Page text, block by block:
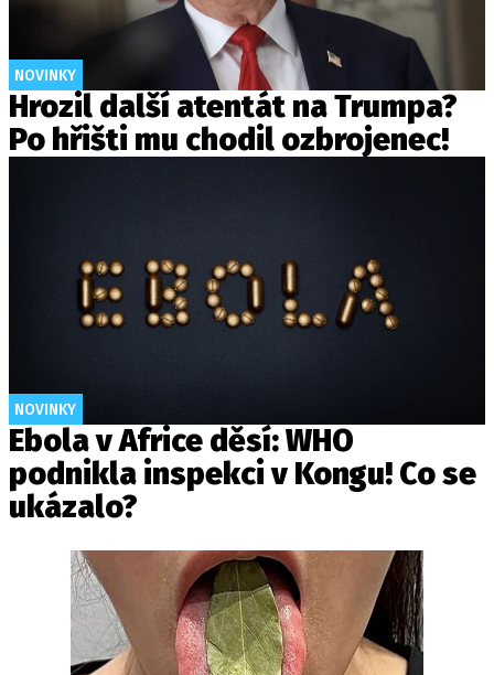
NOVINKY
Hrozil další atentát na Trumpa?
Po hřišti mu chodil ozbrojenec!
NOVINKY
Ebola v Africe děsí: WHO
podnikla inspekci v Kongu! Co se
ukázalo?